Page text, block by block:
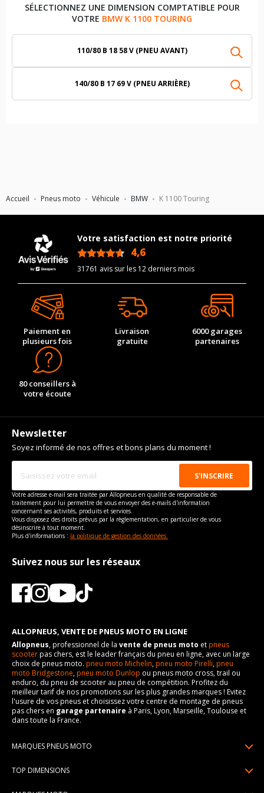
Accueil Pneus moto Véhicule BMW K 1100 Touring
SÉLECTIONNEZ UNE DIMENSION COMPTATIBLE POUR
VOTRE BMW K 1100 TOURING
110/80 B 18 58 V (PNEU AVANT)
140/80 B 17 69 V (PNEU ARRIÈRE)
Votre satisfaction est notre priorité
4,6
31761 avis sur les 12 derniers mois
Paiement en
plusieurs fois
Livraison
gratuite
6000 garages
partenaires
80 conseillers à
votre écoute
Newsletter
Soyez informé de nos offres et bons plans du moment !
Votre adresse e-mail sera traitée par Allopneus en qualité de responsable de
traitement pour lui permettre de vous envoyer des e-mails d'information
concernant ses activités, produits et services.
Vous disposez des droits prévus par la règlementation, en particulier de vous
désinscrire à tout moment.
Plus d'informations : la politique de gestion des données.
Suivez nous sur les réseaux
ALLOPNEUS, VENTE DE PNEUS MOTO EN LIGNE
Allopneus, professionnel de la vente de pneus moto etpneus
scooterpas chers, est le leader français du pneu en ligne, avec un large
choix de pneus moto. pneu moto Michelin,pneu moto Pirelli,pneu
moto Bridgestone,pneu moto Dunlop ou pneus moto cross, trail ou
enduro, du pneu de scooter au pneu de compétition. Profitez du
meilleur tarif de nos promotions sur les plus grandes marques ! Evitez
l'usure de vos pneus et choisissez votre centre de montage de pneus
pas chers en garage partenaire à Paris, Lyon, Marseille, Toulouse et
dans toute la France.
MARQUES PNEUS MOTO
TOP DIMENSIONS